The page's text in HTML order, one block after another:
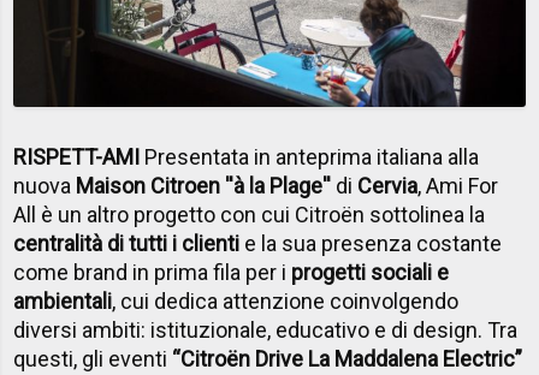
RISPETT-AMI Presentata in anteprima italiana alla
nuova Maison Citroen ''à la Plage'' di Cervia, Ami For
All è un altro progetto con cui Citroën sottolinea la
centralità di tutti i clienti e la sua presenza costante
come brand in prima fila per i progetti sociali e
ambientali, cui dedica attenzione coinvolgendo
diversi ambiti: istituzionale, educativo e di design. Tra
questi, gli eventi “Citroën Drive La Maddalena Electric”